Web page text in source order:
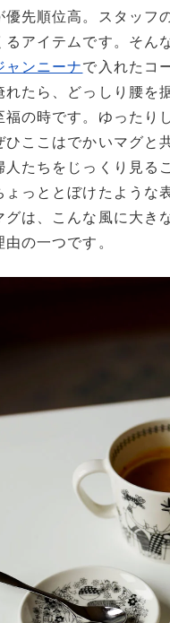
優先順位高。スタッフ
るアイテムです。そん
ャンニーナで入れたコ
れたら、どっしり腰を
福の時です。ゆったり
ひここはでかいマグと
人たちをじっくり見る
ょっととぼけたような
グは、こんな風に大き
の一つです。